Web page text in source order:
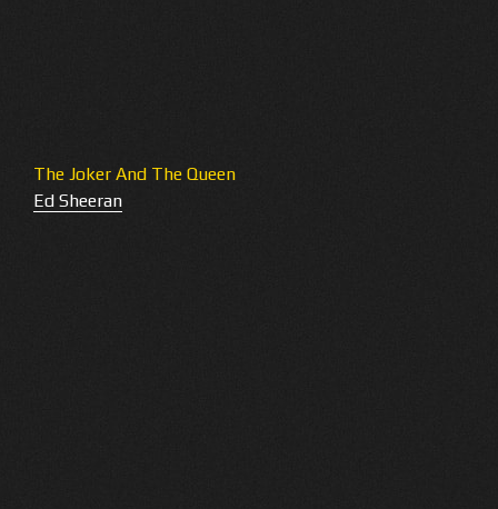
The Joker And The Queen
Ed Sheeran